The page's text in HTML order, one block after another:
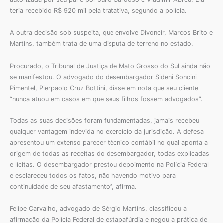
teria recebido R$ 920 mil pela tratativa, segundo a polícia.
A outra decisão sob suspeita, que envolve Divoncir, Marcos Brito e
Martins, também trata de uma disputa de terreno no estado.
Procurado, o Tribunal de Justiça de Mato Grosso do Sul ainda não
se manifestou. O advogado do desembargador Sideni Soncini
Pimentel, Pierpaolo Cruz Bottini, disse em nota que seu cliente
“nunca atuou em casos em que seus filhos fossem advogados”.
Todas as suas decisões foram fundamentadas, jamais recebeu
qualquer vantagem indevida no exercício da jurisdição. A defesa
apresentou um extenso parecer técnico contábil no qual aponta a
origem de todas as receitas do desembargador, todas explicadas
e lícitas. O desembargador prestou depoimento na Polícia Federal
e esclareceu todos os fatos, não havendo motivo para
continuidade de seu afastamento”, afirma.
Felipe Carvalho, advogado de Sérgio Martins, classificou a
afirmação da Polícia Federal de estapafúrdia e negou a prática de